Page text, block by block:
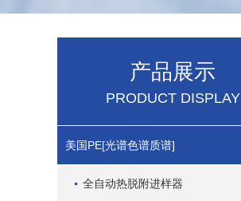
产品展示
PRODUCT DISPLAY
美国PE[光谱色谱质谱]
全自动热脱附进样器